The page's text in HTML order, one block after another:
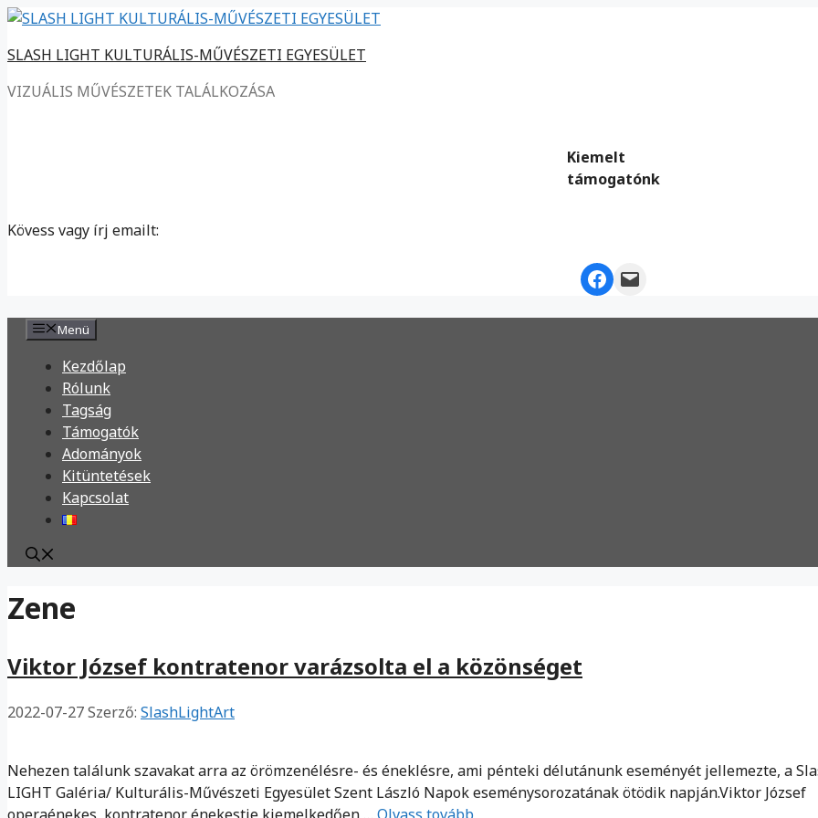
Kilépés
tartalomba
SLASH LIGHT KULTURÁLIS-MŰVÉSZETI EGYESÜLET
VIZUÁLIS MŰVÉSZETEK TALÁLKOZÁSA
Kiemelt
támogatónk
Kövess vagy írj emailt:
Facebook
Mail
Menü
Kezdőlap
Rólunk
Tagság
Támogatók
Adományok
Kitüntetések
Kapcsolat
Zene
Viktor József kontratenor varázsolta el a közönséget
2022-07-27Szerző: SlashLightArt
Nehezen találunk szavakat arra az örömzenélésre- és éneklésre, ami pénteki délutánunk eseményét jellemezte, a
LIGHT Galéria/ Kulturális-Művészeti Egyesület Szent László Napok eseménysorozatának ötödik napján.Viktor József